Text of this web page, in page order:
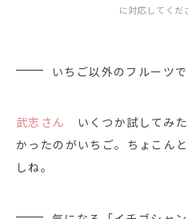
に対応してくだ
いちご以外のフルーツ
武志さん
いくつか試してみ
かったのがいちご。ちょこん
しね。